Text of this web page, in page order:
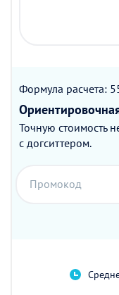
Формула расчета:
Точную стоимость
с догситтером.
Промокод